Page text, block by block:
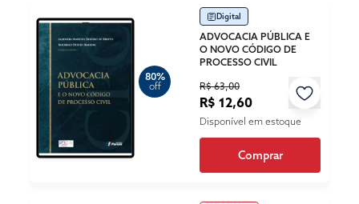
80%
off
Digital
ADVOCACIA PÚBLICA E
O NOVO CÓDIGO DE
PROCESSO CIVIL
R$ 63,00
R$ 12,60
Disponível em estoque
Comprar